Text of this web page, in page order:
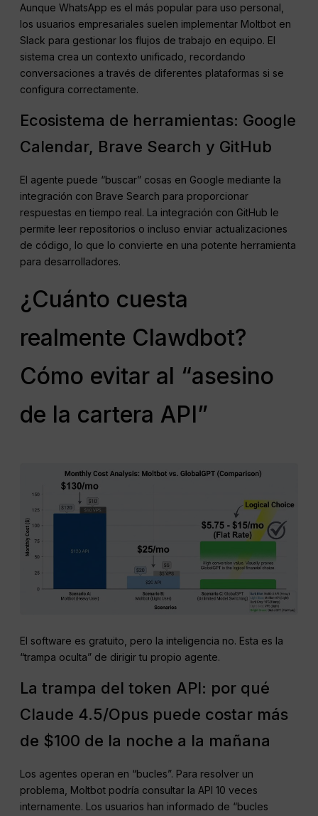
Aunque WhatsApp es el más popular para uso personal,
los usuarios empresariales suelen implementar Moltbot en
Slack para gestionar los flujos de trabajo en equipo. El
sistema crea un contexto unificado, recordando
conversaciones a través de diferentes plataformas si se
configura correctamente.
Ecosistema de herramientas: Google
Calendar, Brave Search y GitHub
El agente puede “buscar” cosas en Google mediante la
integración con Brave Search para proporcionar
respuestas en tiempo real. La integración con GitHub le
permite leer repositorios o incluso enviar actualizaciones
de código, lo que lo convierte en una potente herramienta
para desarrolladores.
¿Cuánto cuesta
realmente Clawdbot?
Cómo evitar al “asesino
de la cartera API”
El software es gratuito, pero la inteligencia no. Esta es la
“trampa oculta” de dirigir tu propio agente.
La trampa del token API: por qué
Claude 4.5/Opus puede costar más
de $100 de la noche a la mañana
Los agentes operan en “bucles”. Para resolver un
problema, Moltbot podría consultar la API 10 veces
internamente. Los usuarios han informado de “bucles